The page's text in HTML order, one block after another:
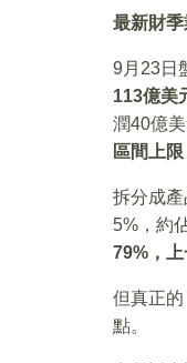
最新財
9月23日
113億美
潤40億
區間上限
拆分成
5%，約
79%，上
但真正
點。